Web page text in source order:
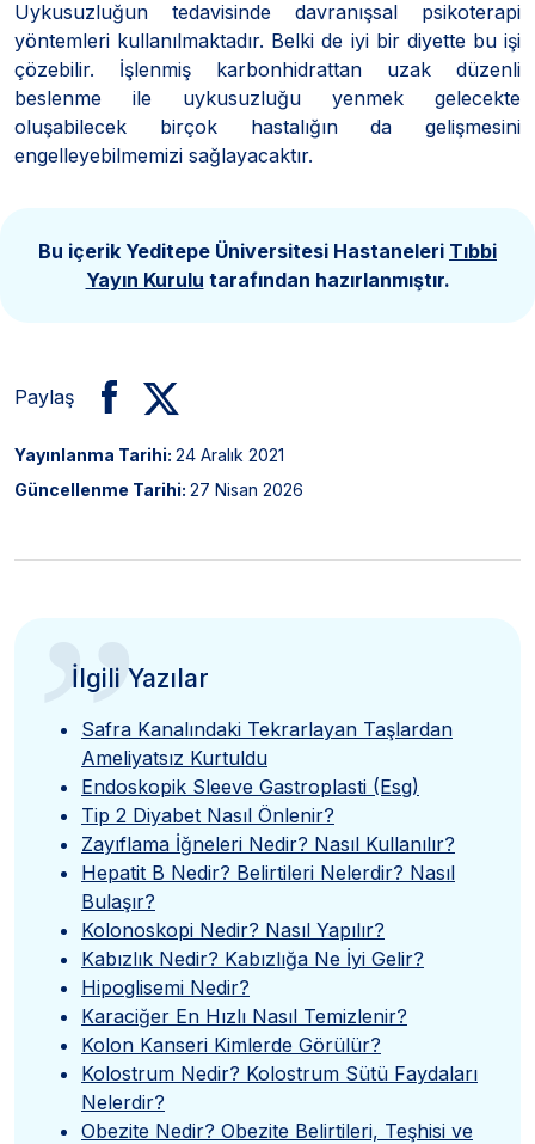
Uykusuzluğun tedavisinde davranışsal psikoterapi
yöntemleri kullanılmaktadır. Belki de iyi bir diyette bu işi
çözebilir. İşlenmiş karbonhidrattan uzak düzenli
beslenme ile uykusuzluğu yenmek gelecekte
oluşabilecek birçok hastalığın da gelişmesini
engelleyebilmemizi sağlayacaktır.
Bu içerik Yeditepe Üniversitesi Hastaneleri Tıbbi
Yayın Kurulu tarafından hazırlanmıştır.
Paylaş
Yayınlanma Tarihi: 24 Aralık 2021
Güncellenme Tarihi: 27 Nisan 2026
”
İlgili Yazılar
Safra Kanalındaki Tekrarlayan Taşlardan
Ameliyatsız Kurtuldu
Endoskopik Sleeve Gastroplasti (Esg)
Tip 2 Diyabet Nasıl Önlenir?
Zayıflama İğneleri Nedir? Nasıl Kullanılır?
Hepatit B Nedir? Belirtileri Nelerdir? Nasıl
Bulaşır?
Kolonoskopi Nedir? Nasıl Yapılır?
Kabızlık Nedir? Kabızlığa Ne İyi Gelir?
Hipoglisemi Nedir?
Karaciğer En Hızlı Nasıl Temizlenir?
Kolon Kanseri Kimlerde Görülür?
Kolostrum Nedir? Kolostrum Sütü Faydaları
Nelerdir?
Obezite Nedir? Obezite Belirtileri, Teşhisi ve